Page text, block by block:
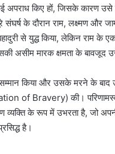
अपराध किए हों, जिसके कारण उसे
के दौरान राम, लक्ष्मण और
से युद्ध किया, लेकिन राम के
असीम मारक क्षमता के बावजूद
किया और उसके मरने के बाद
of Bravery) की।
व्यक्ति के रूप में उभरता है, जो
है।